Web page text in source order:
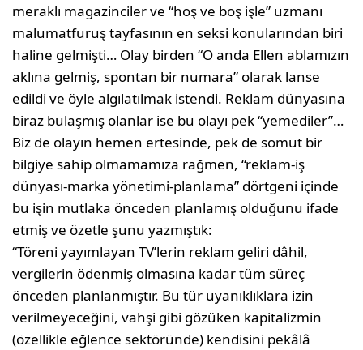
meraklı magazinciler ve “hoş ve boş işle” uzmanı
malumatfuruş tayfasının en seksi konularından biri
haline gelmişti… Olay birden “O anda Ellen ablamızın
aklına gelmiş, spontan bir numara” olarak lanse
edildi ve öyle algılatılmak istendi. Reklam dünyasına
biraz bulaşmış olanlar ise bu olayı pek “yemediler”…
Biz de olayın hemen ertesinde, pek de somut bir
bilgiye sahip olmamamıza rağmen, “reklam-iş
dünyası-marka yönetimi-planlama” dörtgeni içinde
bu işin mutlaka önceden planlamış olduğunu ifade
etmiş ve özetle şunu yazmıştık:
“Töreni yayımlayan TV’lerin reklam geliri dâhil,
vergilerin ödenmiş olmasına kadar tüm süreç
önceden planlanmıştır. Bu tür uyanıklıklara izin
verilmeyeceğini, vahşi gibi gözüken kapitalizmin
(özellikle eğlence sektöründe) kendisini pekâlâ